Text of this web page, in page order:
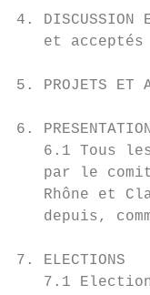
4. DISCUSSION
et acceptés
5. PROJETS ET
6.
6.1 Tous
par le
Rhône et
depuis,
7. ELECTIONS
7.1